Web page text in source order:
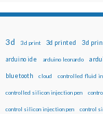
3d 3d print 3d printed 3d
arduino ide arduino leonardo
bluetooth cloud controlled fluid
controlled silicon injection pen
control silicon injection pen control